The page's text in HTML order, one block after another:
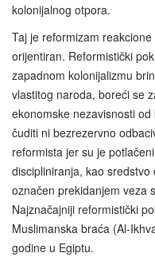
kolonijalnog otpora.
Taj je reformizam
orijentiran. Reformistički
zapadnom kolonijalizmu
vlastitog naroda, boreći se
ekonomske nezavisnosti
čuditi ni bezrezervno
reformista jer su je
discipliniranja, kao
označen prekidanjem veza
Najznačajniji reformistički
Muslimanska braća (Al-
godine u Egiptu.